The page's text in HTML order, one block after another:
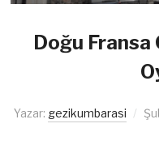
Doğu Fransa
Yazar: gezikumbarasi